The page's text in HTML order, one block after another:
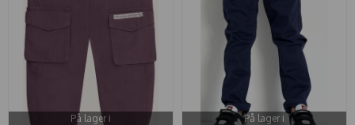
På lager i
På lager i